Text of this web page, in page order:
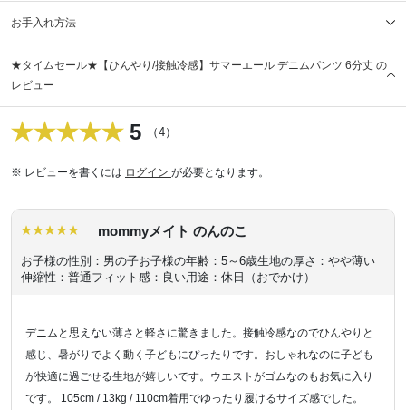
お手入れ方法
★タイムセール★【ひんやり/接触冷感】サマーエール デニムパンツ 6分丈 の
レビュー
5 （4）
※ レビューを書くには ログイン が必要となります。
mommyメイト のんのこ
お子様の性別：男の子お子様の年齢：5～6歳生地の厚さ：やや薄い
伸縮性：普通フィット感：良い用途：休日（おでかけ）
デニムと思えない薄さと軽さに驚きました。接触冷感なのでひんやりと
感じ、暑がりでよく動く子どもにぴったりです。おしゃれなのに子ども
が快適に過ごせる生地が嬉しいです。ウエストがゴムなのもお気に入り
です。 105cm / 13kg / 110cm着用でゆったり履けるサイズ感でした。